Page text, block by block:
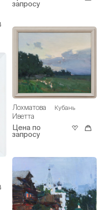
запросу
Лохматова
Иветта
Кубань
Цена по
запросу